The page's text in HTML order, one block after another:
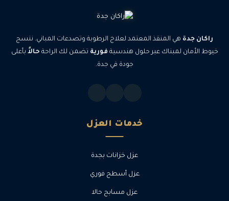
راكان جدة هي المنقذ المعتمد لعلاج الرطوبة وتصدعات المباني. ننسج
خيوط الأمان لمبناك عبر حلول هندسية فورية تضمن لك الراحة حالاً بأعلى
جودة في جدة.
خدمات العزل
عزل خزانات بجدة
عزل أسطح فوري
عزل مسابح حالا